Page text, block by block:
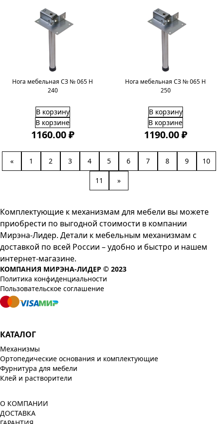
Нога мебельная СЗ № 065 H
240
В корзину
В корзине
1160.00 ₽
Нога мебельная СЗ № 065 H
250
В корзину
В корзине
1190.00 ₽
« 1 2 3 4 5 6 7 8 9 10
11 »
Комплектующие к механизмам для мебели вы можете
приобрести по выгодной стоимости в компании
Мирэна-Лидер. Детали к мебельным механизмам с
доставкой по всей России – удобно и быстро и нашем
интернет-магазине.
КОМПАНИЯ МИРЭНА-ЛИДЕР © 2023
Политика конфиденциальности
Пользовательское соглашение
КАТАЛОГ
Механизмы
Ортопедические основания и комплектующие
Фурнитура для мебели
Клей и растворители
О КОМПАНИИ
ДОСТАВКА